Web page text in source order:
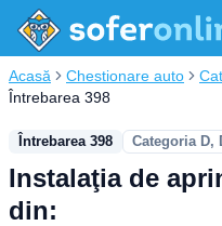
Acasă Chestionare auto
Întrebarea 398
Întrebarea 398 Categoria D,
Instalaţia de
din: